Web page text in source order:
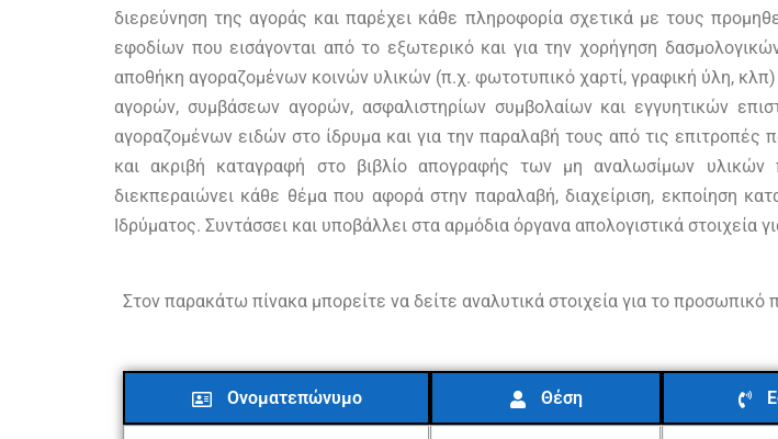
διερεύνηση της αγοράς και παρέχει κάθε πληροφορία σχετικά με τους
εφοδίων που εισάγονται από το εξωτερικό και για την χορήγηση
αποθήκη αγοραζομένων κοινών υλικών (π.χ. φωτοτυπικό χαρτί, γραφική ύλη,
αγορών, συμβάσεων αγορών, ασφαλιστηρίων συμβολαίων και εγγυητικών
αγοραζομένων ειδών στο ίδρυμα και για την παραλαβή τους από τις
και ακριβή καταγραφή στο βιβλίο απογραφής των μη αναλωσίμων υλικών
διεκπεραιώνει κάθε θέμα που αφορά στην παραλαβή, διαχείριση, εκποίηση
Ιδρύματος. Συντάσσει και υποβάλλει στα αρμόδια όργανα απολογιστικά
Στον παρακάτω πίνακα μπορείτε να δείτε αναλυτικά στοιχεία για το προσωπικό
Ονοματεπώνυμο Θέση